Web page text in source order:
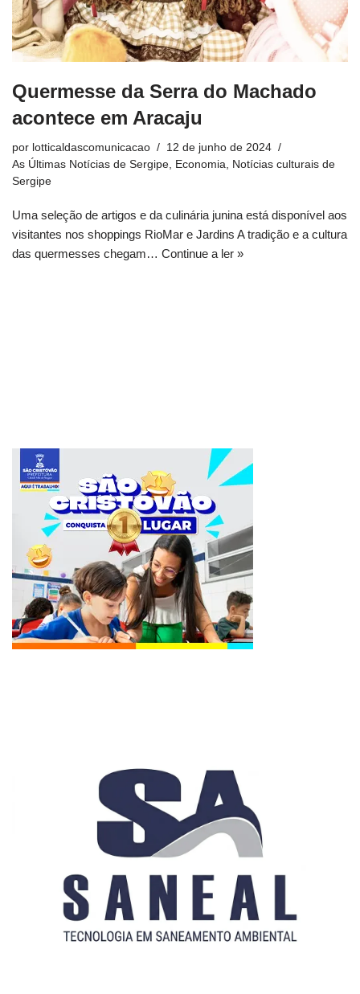
Quermesse da Serra do Machado
acontece em Aracaju
por lotticaldascomunicacao
12 de junho de 2024
As Últimas Notícias de Sergipe
Economia
Notícias culturais de
Sergipe
Uma seleção de artigos e da culinária junina está disponível aos
visitantes nos shoppings RioMar e Jardins A tradição e a cultura
das quermesses chegam… Continue a ler »